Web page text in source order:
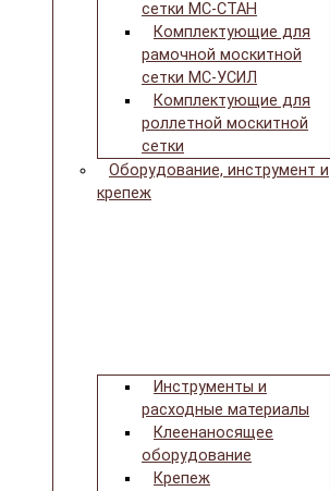
сетки МС-СТАН
Комплектующие для
рамочной москитной
сетки МС-УСИЛ
Комплектующие для
роллетной москитной
сетки
Оборудование, инструмент и
крепеж
Инструменты и
расходные материалы
Клеенаносящее
оборудование
Крепеж